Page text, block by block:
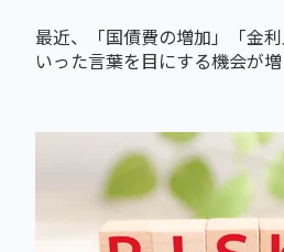
最近、「国債費の増加」「金
いった言葉を目にする機会が